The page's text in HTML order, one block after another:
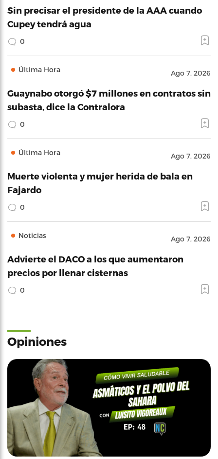
Sin precisar el presidente de la AAA cuando
Cupey tendrá agua
0
Última Hora Ago 7, 2026
Guaynabo otorgó $7 millones en contratos sin
subasta, dice la Contralora
0
Última Hora Ago 7, 2026
Muerte violenta y mujer herida de bala en
Fajardo
0
Noticias Ago 7, 2026
Advierte el DACO a los que aumentaron
precios por llenar cisternas
0
Opiniones